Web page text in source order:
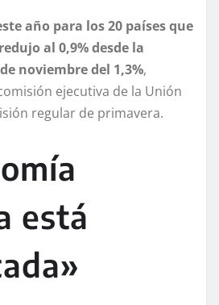
año para los 20 países que
al 0,9% desde la
noviembre del 1,3%,
ejecutiva de la Unión
regular de primavera.
está